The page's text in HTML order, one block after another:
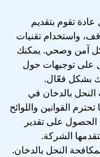
تقوم بتقديم
واستخدام تقنيات
آمن وصحي. يمكنك
على توجيهات حول
بشكل فعّال.
بالدخان في
القوانين واللوائح
الحصول على تقدير
الشركة.
النحل بالدخان.